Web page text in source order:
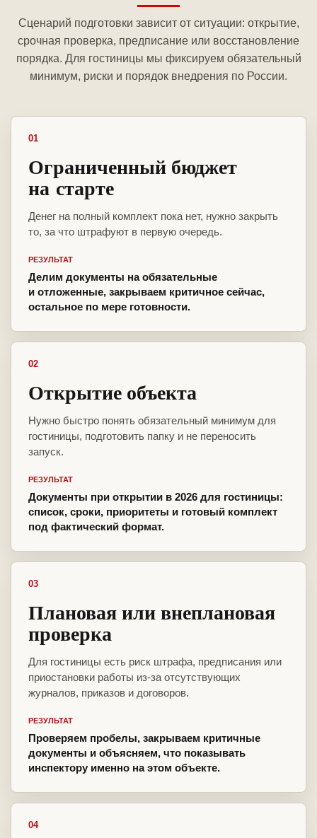
Сценарий подготовки зависит от ситуации: открытие,
срочная проверка, предписание или восстановление
порядка. Для гостиницы мы фиксируем обязательный
минимум, риски и порядок внедрения по России.
01
Ограниченный бюджет
на старте
Денег на полный комплект пока нет, нужно закрыть
то, за что штрафуют в первую очередь.
РЕЗУЛЬТАТ
Делим документы на обязательные
и отложенные, закрываем критичное сейчас,
остальное по мере готовности.
02
Открытие объекта
Нужно быстро понять обязательный минимум для
гостиницы, подготовить папку и не переносить
запуск.
РЕЗУЛЬТАТ
Документы при открытии в 2026 для гостиницы:
список, сроки, приоритеты и готовый комплект
под фактический формат.
03
Плановая или внеплановая
проверка
Для гостиницы есть риск штрафа, предписания или
приостановки работы из-за отсутствующих
журналов, приказов и договоров.
РЕЗУЛЬТАТ
Проверяем пробелы, закрываем критичные
документы и объясняем, что показывать
инспектору именно на этом объекте.
04